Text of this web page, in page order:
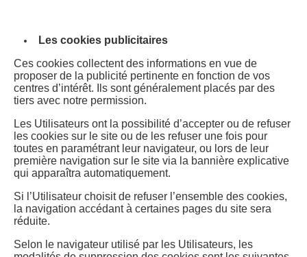
Les cookies publicitaires
Ces cookies collectent des informations en vue de
proposer de la publicité pertinente en fonction de vos
centres d’intérêt. Ils sont généralement placés par des
tiers avec notre permission.
Les Utilisateurs ont la possibilité d’accepter ou de refuser
les cookies sur le site ou de les refuser une fois pour
toutes en paramétrant leur navigateur, ou lors de leur
première navigation sur le site via la bannière explicative
qui apparaîtra automatiquement.
Si l’Utilisateur choisit de refuser l’ensemble des cookies,
la navigation accédant à certaines pages du site sera
réduite.
Selon le navigateur utilisé par les Utilisateurs, les